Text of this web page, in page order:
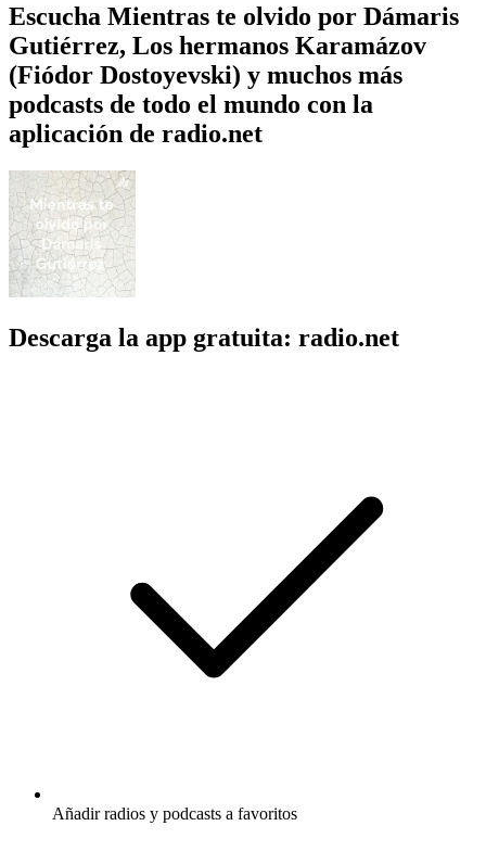
Escucha Mientras te olvido por Dámaris
Gutiérrez, Los hermanos Karamázov
(Fiódor Dostoyevski) y muchos más
podcasts de todo el mundo con la
aplicación de radio.net
Descarga la app gratuita: radio.net
Añadir radios y podcasts a favoritos